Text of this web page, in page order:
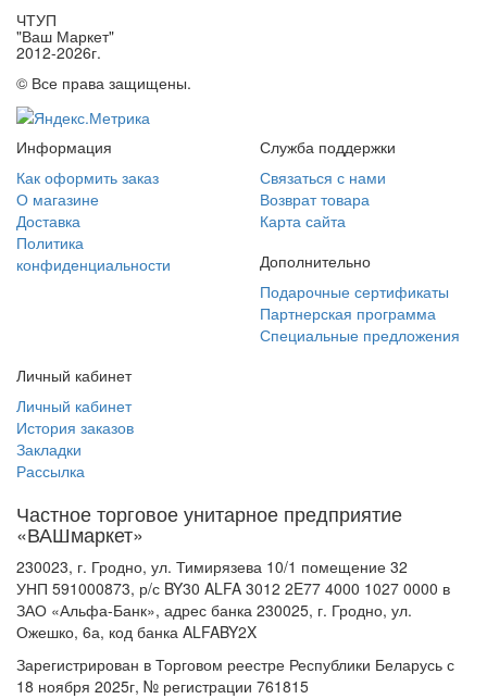
ЧТУП
"Ваш Маркет"
2012-2026г.
© Все права защищены.
Информация
Как оформить заказ
О магазине
Доставка
Политика
конфиденциальности
Служба поддержки
Связаться с нами
Возврат товара
Карта сайта
Дополнительно
Подарочные сертификаты
Партнерская программа
Специальные предложения
Личный кабинет
Личный кабинет
История заказов
Закладки
Рассылка
Частное торговое унитарное предприятие
«ВАШмаркет»
230023, г. Гродно, ул. Тимирязева 10/1 помещение 32
УНП 591000873, р/с BY30 ALFA 3012 2E77 4000 1027 0000 в
ЗАО «Альфа-Банк», адрес банка 230025, г. Гродно, ул.
Ожешко, 6а, код банка ALFABY2X
Зарегистрирован в Торговом реестре Республики Беларусь с
18 ноября 2025г, № регистрации 761815